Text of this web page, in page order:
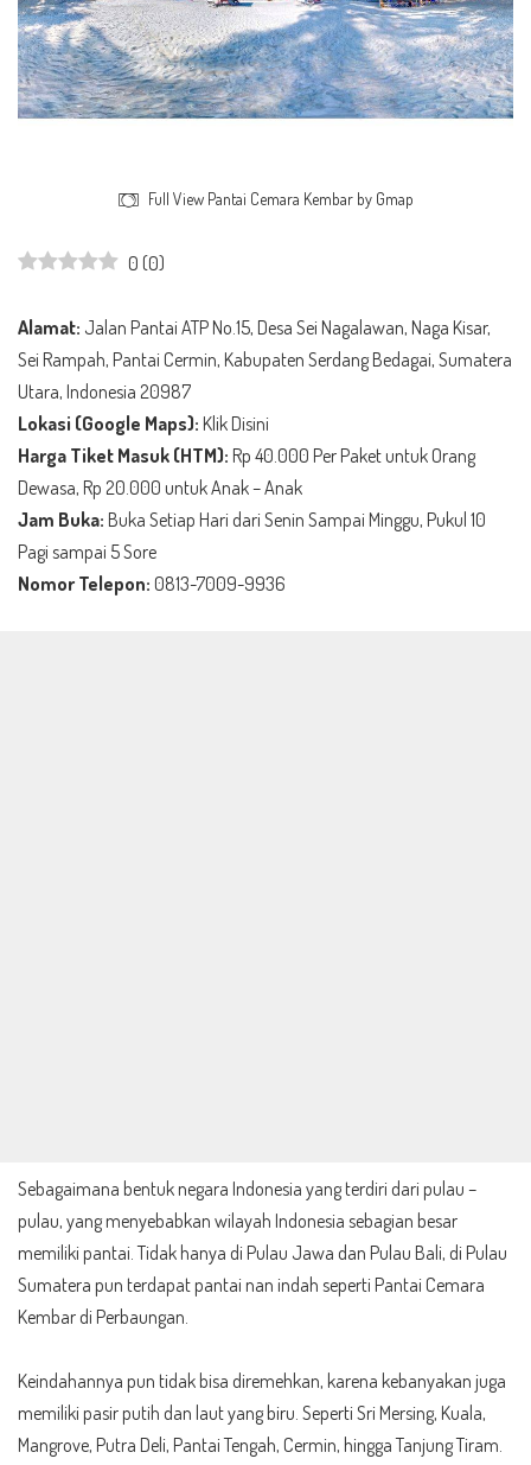
Full View Pantai Cemara Kembar by Gmap
0 (0)
Alamat: Jalan Pantai ATP No.15, Desa Sei Nagalawan, Naga Kisar,
Sei Rampah, Pantai Cermin, Kabupaten Serdang Bedagai, Sumatera
Utara, Indonesia 20987
Lokasi (Google Maps): Klik Disini
Harga Tiket Masuk (HTM): Rp 40.000 Per Paket untuk Orang
Dewasa, Rp 20.000 untuk Anak – Anak
Jam Buka: Buka Setiap Hari dari Senin Sampai Minggu, Pukul 10
Pagi sampai 5 Sore
Nomor Telepon: 0813-7009-9936
Sebagaimana bentuk negara Indonesia yang terdiri dari pulau –
pulau, yang menyebabkan wilayah Indonesia sebagian besar
memiliki pantai. Tidak hanya di Pulau Jawa dan Pulau Bali, di Pulau
Sumatera pun terdapat pantai nan indah seperti Pantai Cemara
Kembar di Perbaungan.
Keindahannya pun tidak bisa diremehkan, karena kebanyakan juga
memiliki pasir putih dan laut yang biru. Seperti Sri Mersing, Kuala,
Mangrove, Putra Deli, Pantai Tengah, Cermin, hingga Tanjung Tiram.